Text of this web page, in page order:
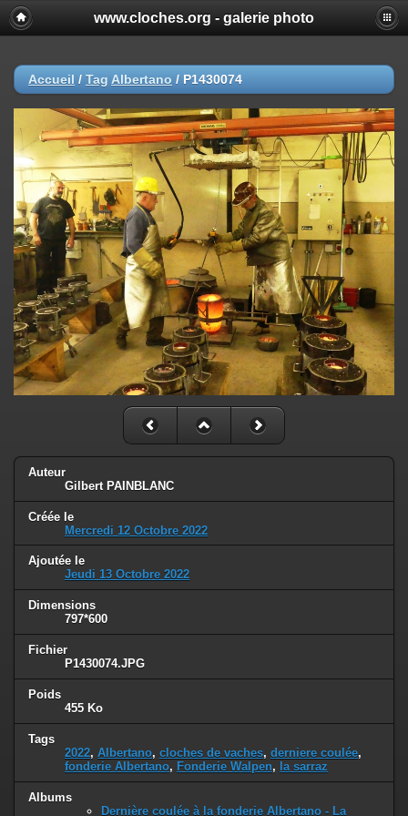
www.cloches.org - galerie photo
Accueil / Tag Albertano / P1430074
Auteur
Gilbert PAINBLANC
Créée le
Mercredi 12 Octobre 2022
Ajoutée le
Jeudi 13 Octobre 2022
Dimensions
797*600
Fichier
P1430074.JPG
Poids
455 Ko
Tags
2022, Albertano, cloches de vaches, derniere coulée,
fonderie Albertano, Fonderie Walpen, la sarraz
Albums
Dernière coulée à la fonderie Albertano - La